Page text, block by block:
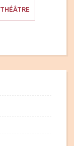
THÉÂTRE